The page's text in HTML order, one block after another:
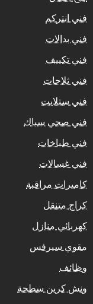
فني انتركم
فني بدالات
فني تكييف
فني ثلاجات
فني ستلايت
فني صحي سباك
فني طباخات
فني غسالات
كاميرات مراقبة
كراج متنقل
كهربائي منازل
مقوي سيرفس
وظائف
ونش كرين سطحة